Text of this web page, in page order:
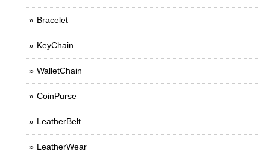
Bracelet
KeyChain
WalletChain
CoinPurse
LeatherBelt
LeatherWear